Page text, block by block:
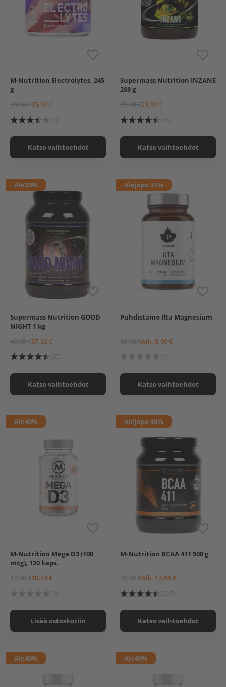
Blueberry-Raspberry
M-Nutrition Electrolytes, 245
g
19,90 €15,92 €
(3)
Katso vaihtoehdot
Lime-Cola
Raspberry-Liquorice
Supermass Nutrition INZANE
288 g
29,90 €23,92 €
(46)
Katso vaihtoehdot
Chocolate Dream
Vanilla Ice Cream
Ale20%
Supermass Nutrition GOOD
NIGHT 1 kg
46,90 €37,52 €
(35)
Katso vaihtoehdot
120 kaps.
60 kaps.
Alejopa 31%
Puhdistamo Ilta Magnesium
12,99 €Alk. 8,90 €
Katso vaihtoehdot
Ale40%
M-Nutrition Mega D3 (100
mcg), 120 kaps.
17,90 €10,74 €
Lisää ostoskoriin
Persikka (Poistuva maku)
Red Candy
Alejopa 40%
M-Nutrition BCAA 411 500 g
29,90 €Alk. 17,95 €
(225)
Katso vaihtoehdot
Ale40% Ale40%